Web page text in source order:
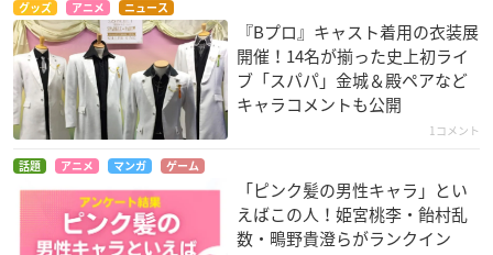
グッズ アニメ ニュース
『Bプロ』キャスト着用の衣装展
開催！14名が揃った史上初ライ
ブ「スパパ」金城＆殿ペアなど
キャラコメントも公開
1コメント
話題 アニメ マンガ ゲーム
「ピンク髪の男性キャラ」とい
えばこの人！姫宮桃李・飴村乱
数・鴫野貴澄らがランクイン